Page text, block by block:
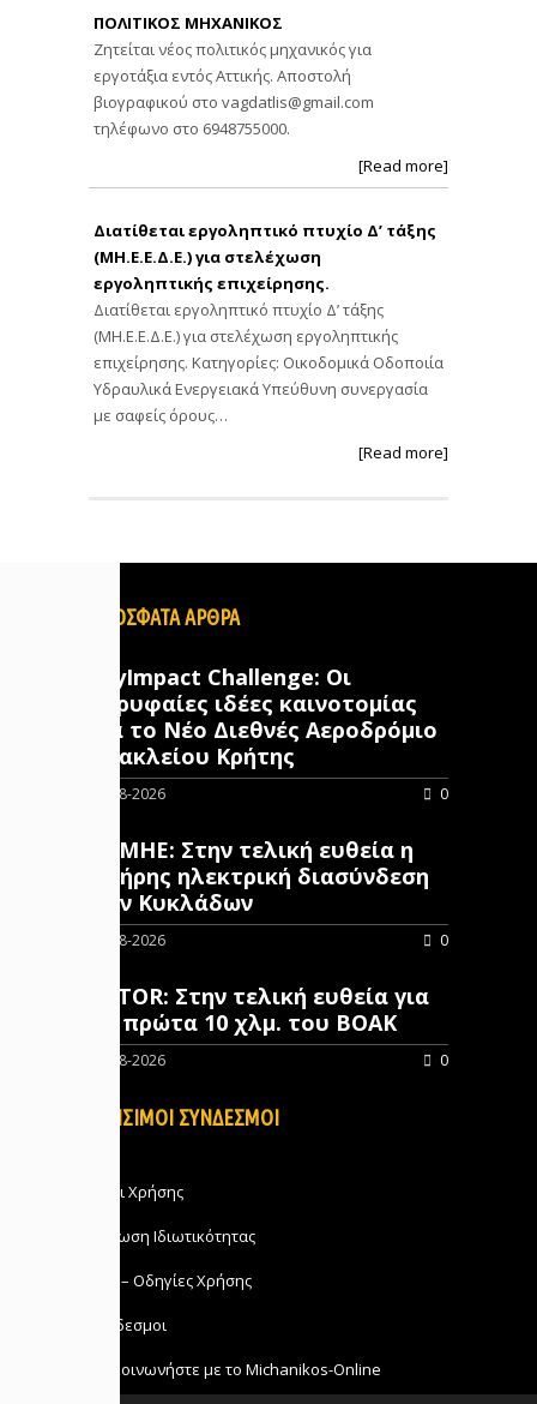
ΠΟΛΙΤΙΚΟΣ ΜΗΧΑΝΙΚΟΣ
Ζητείται νέος πολιτικός μηχανικός για
εργοτάξια εντός Αττικής. Αποστολή
βιογραφικού στο vagdatlis@gmail.com
τηλέφωνο στο 6948755000.
[Read more]
Διατίθεται εργοληπτικό πτυχίο Δ’ τάξης
(ΜΗ.Ε.Ε.Δ.Ε.) για στελέχωση
εργοληπτικής επιχείρησης.
Διατίθεται εργοληπτικό πτυχίο Δ’ τάξης
(ΜΗ.Ε.Ε.Δ.Ε.) για στελέχωση εργοληπτικής
επιχείρησης. Κατηγορίες: Οικοδομικά Οδοποιία
Υδραυλικά Ενεργειακά Υπεύθυνη συνεργασία
με σαφείς όρους…
[Read more]
ΠΡΟΣΦΑΤΑ ΑΡΘΡΑ
SkyImpact Challenge: Οι
κορυφαίες ιδέες καινοτομίας
για το Νέο Διεθνές Αεροδρόμιο
Ηρακλείου Κρήτης
10-08-2026 0
ΑΔΜΗΕ: Στην τελική ευθεία η
πλήρης ηλεκτρική διασύνδεση
των Κυκλάδων
10-08-2026 0
AKTOR: Στην τελική ευθεία για
τα πρώτα 10 χλμ. του ΒΟΑΚ
09-08-2026 0
ΧΡΗΣΙΜΟΙ ΣΥΝΔΕΣΜΟΙ
Όροι Χρήσης
Δήλωση Ιδιωτικότητας
FAQ – Οδηγίες Χρήσης
Σύνδεσμοι
Επικοινωνήστε με το Michanikos-Online